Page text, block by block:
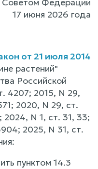
17 июня 2026 года
от 21 июля 2014
растений"
Российской
4207; 2015, N 29,
2020, N 29, ст.
N 1, ст. 31, 33;
2025, N 31, ст.
пунктом 14.3